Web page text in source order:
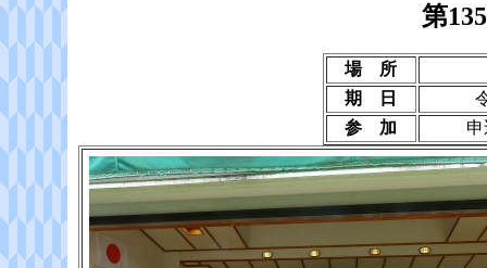
第
場 所
期 日
参 加